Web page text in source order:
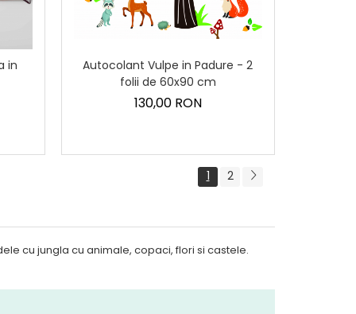
in
Autocolant Vulpe in Padure - 2
folii de 60x90 cm
130,00 RON
1 2
cu jungla cu animale, copaci, flori si castele.